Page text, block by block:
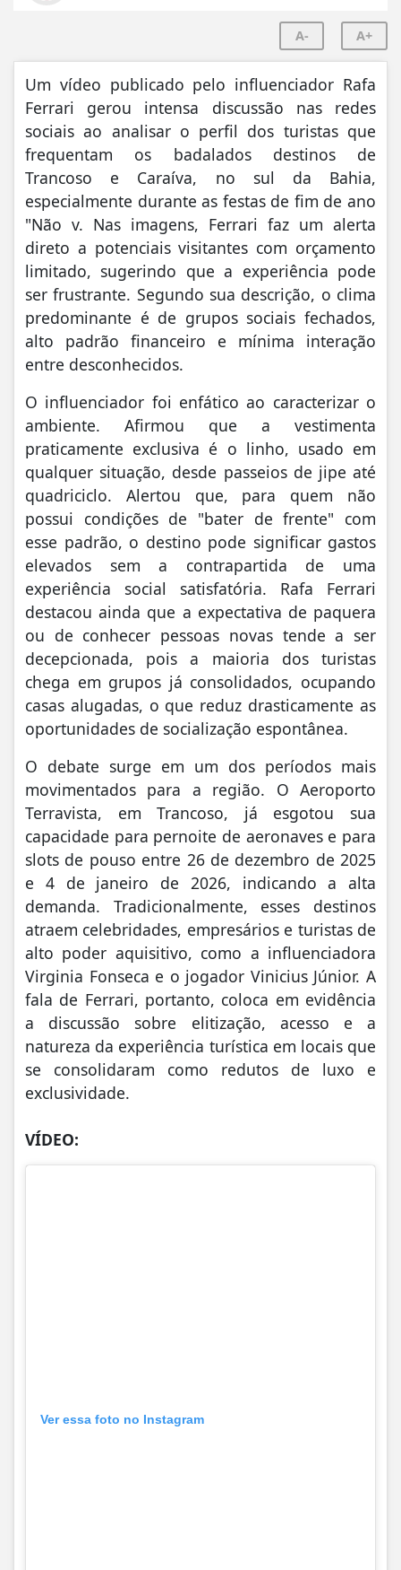
A- A+
Um vídeo publicado pelo influenciador Rafa
Ferrari gerou intensa discussão nas redes
sociais ao analisar o perfil dos turistas que
frequentam os badalados destinos de
Trancoso e Caraíva, no sul da Bahia,
especialmente durante as festas de fim de ano
"Não v. Nas imagens, Ferrari faz um alerta
direto a potenciais visitantes com orçamento
limitado, sugerindo que a experiência pode
ser frustrante. Segundo sua descrição, o clima
predominante é de grupos sociais fechados,
alto padrão financeiro e mínima interação
entre desconhecidos.
O influenciador foi enfático ao caracterizar o
ambiente. Afirmou que a vestimenta
praticamente exclusiva é o linho, usado em
qualquer situação, desde passeios de jipe até
quadriciclo. Alertou que, para quem não
possui condições de "bater de frente" com
esse padrão, o destino pode significar gastos
elevados sem a contrapartida de uma
experiência social satisfatória. Rafa Ferrari
destacou ainda que a expectativa de paquera
ou de conhecer pessoas novas tende a ser
decepcionada, pois a maioria dos turistas
chega em grupos já consolidados, ocupando
casas alugadas, o que reduz drasticamente as
oportunidades de socialização espontânea.
O debate surge em um dos períodos mais
movimentados para a região. O Aeroporto
Terravista, em Trancoso, já esgotou sua
capacidade para pernoite de aeronaves e para
slots de pouso entre 26 de dezembro de 2025
e 4 de janeiro de 2026, indicando a alta
demanda. Tradicionalmente, esses destinos
atraem celebridades, empresários e turistas de
alto poder aquisitivo, como a influenciadora
Virginia Fonseca e o jogador Vinicius Júnior. A
fala de Ferrari, portanto, coloca em evidência
a discussão sobre elitização, acesso e a
natureza da experiência turística em locais que
se consolidaram como redutos de luxo e
exclusividade.
VÍDEO:
Ver essa foto no Instagram